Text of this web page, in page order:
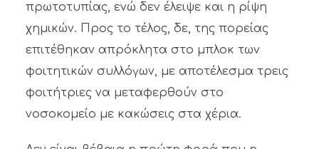
πρωτοτυπίας, ενώ δεν έλειψε και η ρίψη
χημικών. Προς το τέλος, δε, της πορείας
επιτέθηκαν απρόκλητα στο μπλοκ των
φοιτητικών συλλόγων, με αποτέλεσμα τρεις
φοιτήτριες να μεταφερθούν στο
νοσοκομείο με κακώσεις στα χέρια.